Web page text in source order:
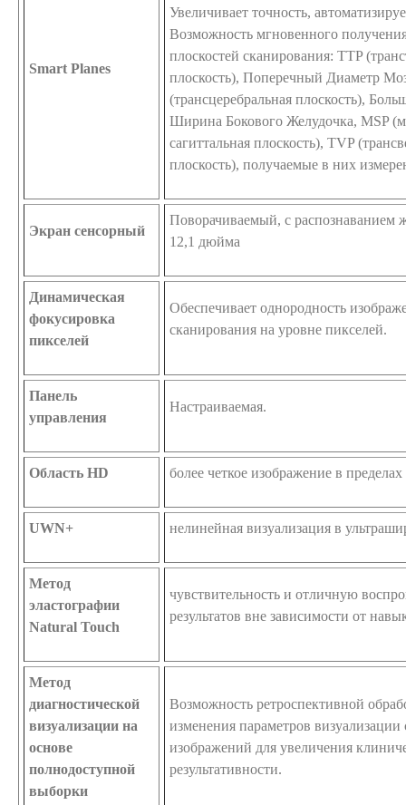
Smart Planes
Увеличивает точность,
Возможность мгновенного
плоскостей сканирования: TTP
плоскость), Поперечный Диаметр
(трансцеребральная плоскость),
Ширина Бокового Желудочка, MSP
сагиттальная плоскость), TVP
плоскость), получаемые в них
Экран сенсорный
Поворачиваемый, с распознаванием
12,1 дюйма
Динамическая
фокусировка
пикселей
Обеспечивает однородность
сканирования на уровне пикселей.
Панель
управления
Настраиваемая.
Область HD более четкое изображение в
UWN+ нелинейная визуализация в
Метод
эластографии
Natural Touch
чувствительность и отличную
результатов вне зависимости от
Метод
диагностической
визуализации на
основе
полнодоступной
выборки
Возможность ретроспективной
изменения параметров
изображений для увеличения
результативности.